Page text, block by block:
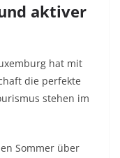
aktiver
hat mit
die perfekte
stehen im
Sommer über